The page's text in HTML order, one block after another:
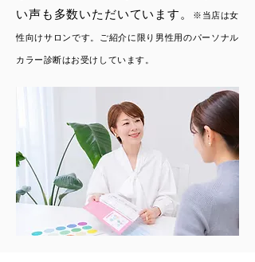
い声も多数いただいています。
※当店は女
性向けサロンです。ご紹介に限り男性用のパーソナル
カラー診断はお受けしています。